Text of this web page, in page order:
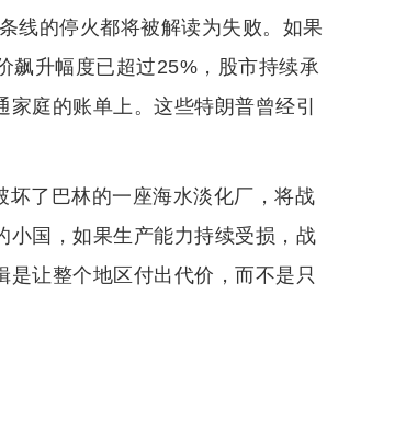
线的停火都将被解读为失败。如果
飙升幅度已超过25%，股市持续承
庭的账单上。这些特朗普曾经引
了巴林的一座海水淡化厂，将战
国，如果生产能力持续受损，战
让整个地区付出代价，而不是只